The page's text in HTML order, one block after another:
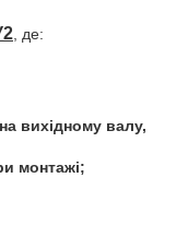
, де:
вихідному валу,
монтажі;